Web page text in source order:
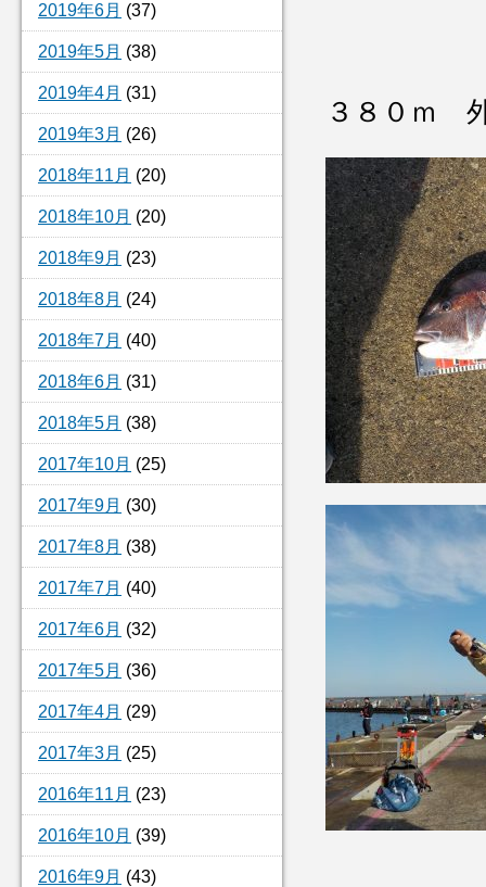
2019年6月 (37)
2019年5月 (38)
2019年4月 (31)
2019年3月 (26)
2018年11月 (20)
2018年10月 (20)
2018年9月 (23)
2018年8月 (24)
2018年7月 (40)
2018年6月 (31)
2018年5月 (38)
2017年10月 (25)
2017年9月 (30)
2017年8月 (38)
2017年7月 (40)
2017年6月 (32)
2017年5月 (36)
2017年4月 (29)
2017年3月 (25)
2016年11月 (23)
2016年10月 (39)
2016年9月 (43)
３８０ｍ